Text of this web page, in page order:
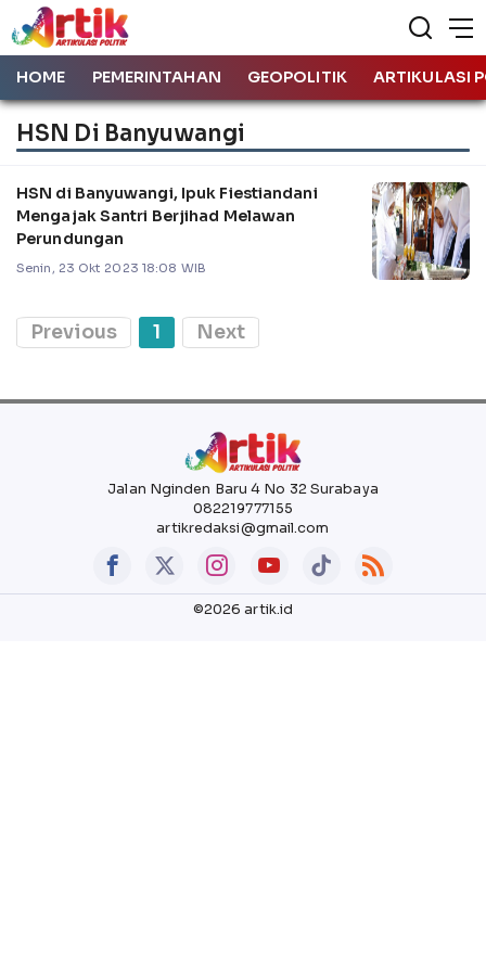
HOME PEMERINTAHAN GEOPOLITIK ARTIKULASI
HSN Di Banyuwangi
HSN di Banyuwangi, Ipuk Fiestiandani
Mengajak Santri Berjihad Melawan
Perundungan
Senin, 23 Okt 2023 18:08 WIB
Previous 1 Next
Jalan Nginden Baru 4 No 32 Surabaya
082219777155
artikredaksi@gmail.com
©2026 artik.id